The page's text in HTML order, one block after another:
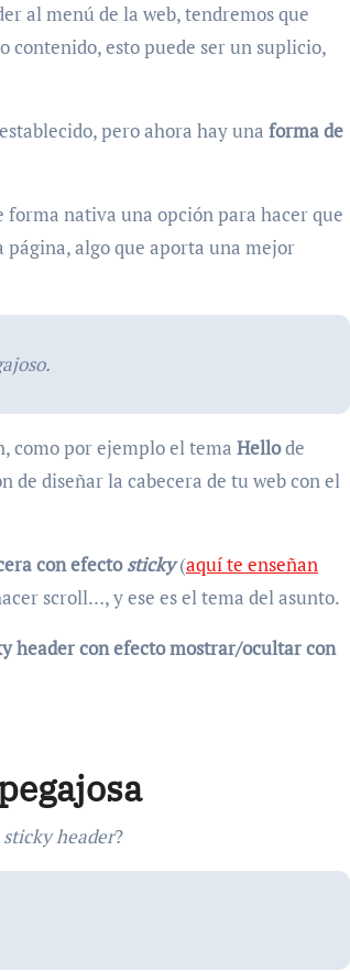
al menú de la web, tendremos que
contenido, esto puede ser un suplicio,
pero ahora hay una forma de
forma nativa una opción para hacer que
página, algo que aporta una mejor
como por ejemplo el tema Hellode
de diseñar la cabecera de tu web con el
con efectosticky(aquí te enseñan
scroll…, y ese es el tema del asunto.
header con efecto mostrar/ocultar con
sticky header?